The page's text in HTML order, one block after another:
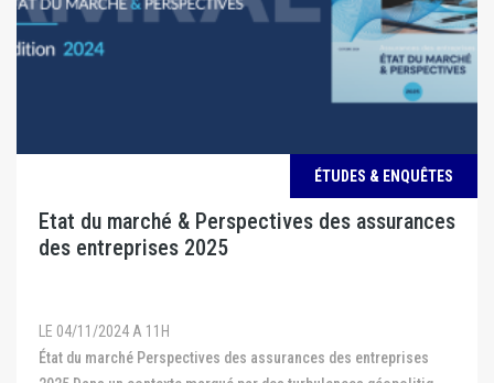
ÉTUDES & ENQUÊTES
Etat du marché & Perspectives des assurances
des entreprises 2025
LE 04/11/2024 A 11H
État du marché Perspectives des assurances des entreprises